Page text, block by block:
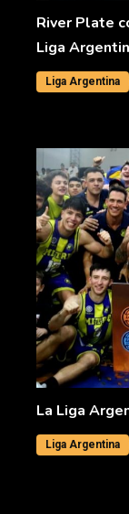
River Plate
Liga
Liga Argentina
La Liga
Liga Argentina